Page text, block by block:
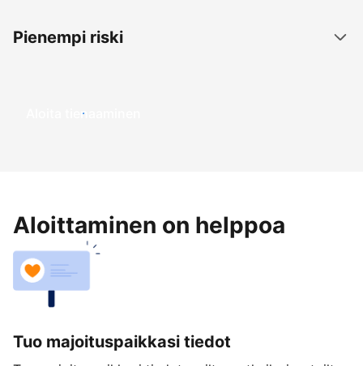
Pienempi riski
Aloita tienaaminen
Aloittaminen on helppoa
Tuo majoituspaikkasi tiedot